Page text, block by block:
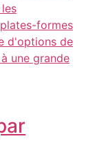
formes
d'options de
une grande